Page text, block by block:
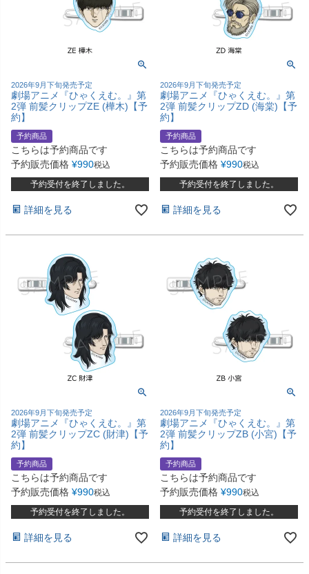
2026年9月下旬発売予定
劇場アニメ『ひゃくえむ。』第
2弾 前髪クリップZE (樺木)【予
約】
予約商品
こちらは予約商品です
予約販売価格 ¥990税込
予約受付を終了しました。
詳細を見る
2026年9月下旬発売予定
劇場アニメ『ひゃくえむ。』第
2弾 前髪クリップZD (海棠)【予
約】
予約商品
こちらは予約商品です
予約販売価格 ¥990税込
予約受付を終了しました。
詳細を見る
2026年9月下旬発売予定
劇場アニメ『ひゃくえむ。』第
2弾 前髪クリップZC (財津)【予
約】
予約商品
こちらは予約商品です
予約販売価格 ¥990税込
予約受付を終了しました。
詳細を見る
2026年9月下旬発売予定
劇場アニメ『ひゃくえむ。』第
2弾 前髪クリップZB (小宮)【予
約】
予約商品
こちらは予約商品です
予約販売価格 ¥990税込
予約受付を終了しました。
詳細を見る